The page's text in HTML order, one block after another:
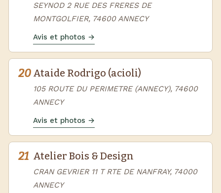
SEYNOD 2 RUE DES FRERES DE
MONTGOLFIER, 74600 ANNECY
Avis et photos →
20 Ataide Rodrigo (acioli)
105 ROUTE DU PERIMETRE (ANNECY), 74600
ANNECY
Avis et photos →
21 Atelier Bois & Design
CRAN GEVRIER 11 T RTE DE NANFRAY, 74000
ANNECY